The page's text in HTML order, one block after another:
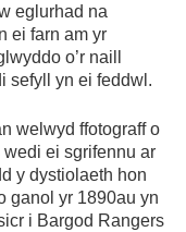
eglurhad na
ei farn am yr
o’r naill
sefyll yn ei feddwl.
welwyd ffotograff o
wedi ei sgrifennu ar
y dystiolaeth hon
ganol yr 1890au yn
i Bargod Rangers